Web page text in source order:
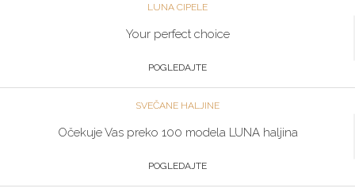
LUNA CIPELE
Your perfect choice
POGLEDAJTE
SVEČANE HALJINE
Očekuje Vas preko 100 modela LUNA haljina
POGLEDAJTE